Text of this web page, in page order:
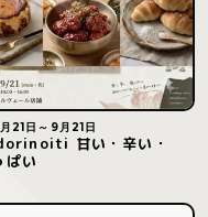
21日～9月21日
甘い・辛い・
ぱい